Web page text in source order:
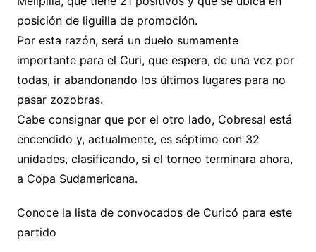
posición de liguilla de promoción.
Por esta razón, será un duelo sumamente
importante para el Curi, que espera, de una vez por
todas, ir abandonando los últimos lugares para no
pasar zozobras.
Cabe consignar que por el otro lado, Cobresal está
encendido y, actualmente, es séptimo con 32
unidades, clasificando, si el torneo terminara ahora,
a Copa Sudamericana.
Conoce la lista de convocados de Curicó para este
partido